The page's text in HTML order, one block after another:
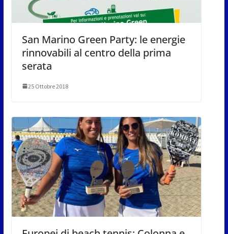
San Marino Green Party: le energie
rinnovabili al centro della prima
serata
25 Ottobre 2018